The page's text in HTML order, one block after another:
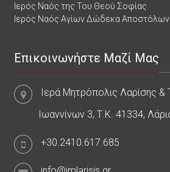
Ιερός Ναός της Του Θεού Σοφίας
Ιερός Ναός Αγίων Δώδεκα Αποστόλων
Επικοινωνήστε Μαζί Μας
Ιερά Μητρόπολις Λαρίσης &
Ιωαννίνων 3, Τ.Κ. 41334,
+30.2410.617.685